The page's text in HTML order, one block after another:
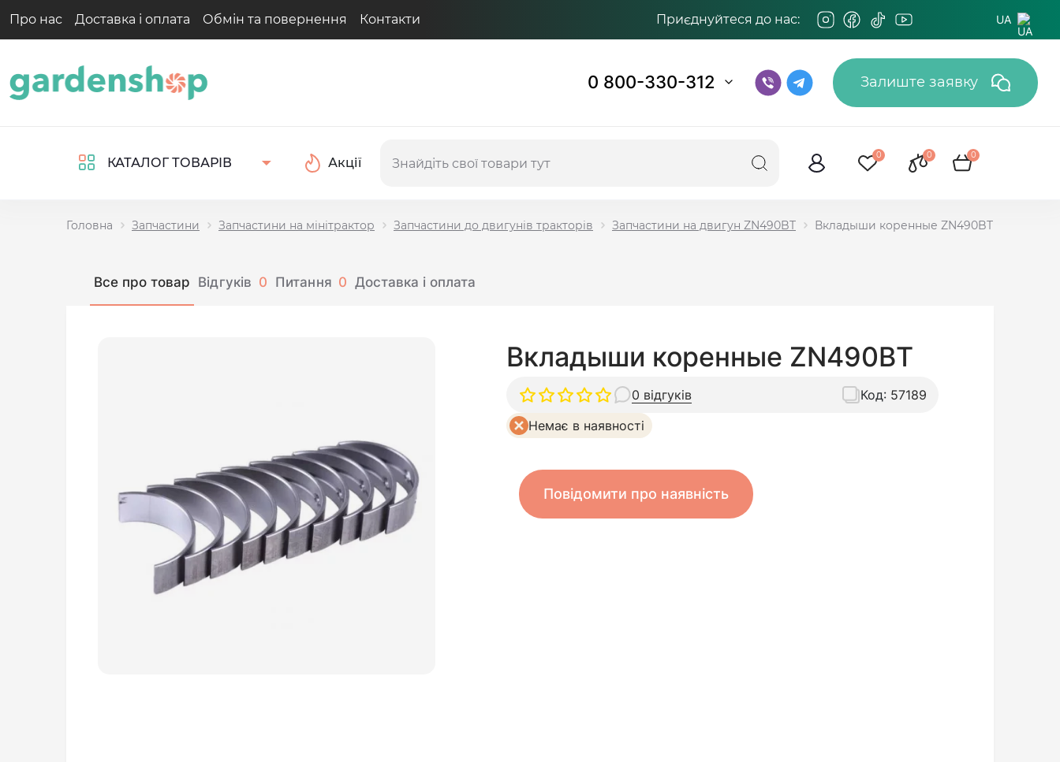
Про нас Доставка і оплата Обмін та повернення Контакти Приєднуйтеся до нас: UA
0 800-330-312 Залиште заявку
КАТАЛОГ ТОВАРІВ Акції
0 0 0
Головна Запчастини Запчастини на мінітрактор Запчастини до двигунів тракторів Запчастини на двигун ZN490BT Вкладыши коренные ZN490BT
Все про товар Відгуків 0 Питання 0 Доставка і оплата
Вкладыши коренные ZN490BT
0 відгуків Код: 57189
Немає в наявності
Повідомити про наявність